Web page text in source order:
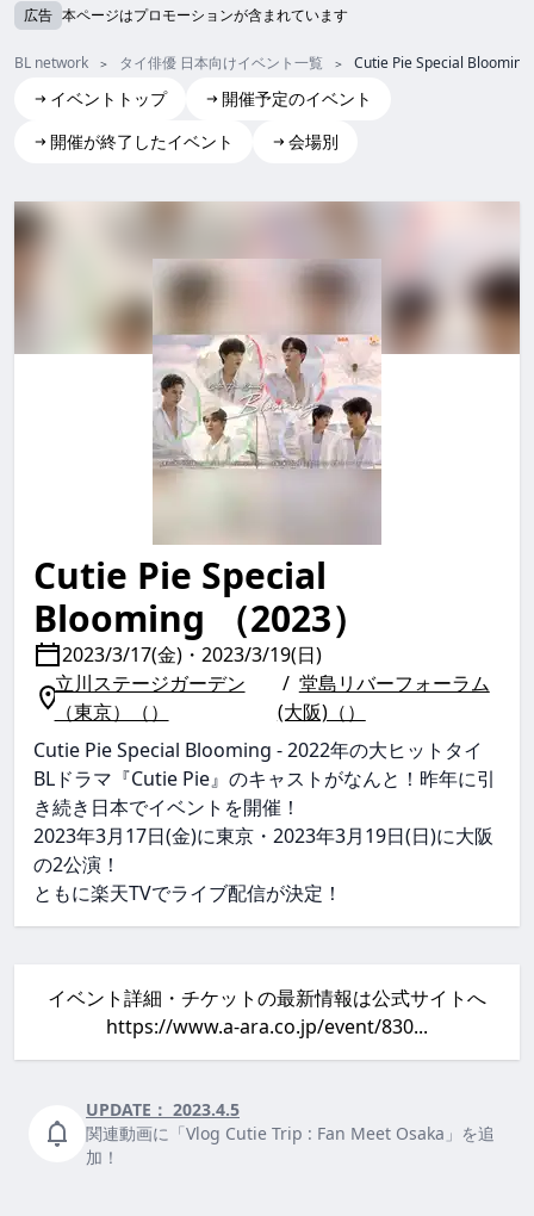
広告 本ページはプロモーションが含まれています
BL network タイ俳優 日本向けイベント一覧 Cutie Pie Special Blooming
イベントトップ
開催予定のイベント
開催が終了したイベント
会場別
Cutie Pie Special Blooming
Cutie Pie Special
Blooming （2023）
2023/3/17(金)・2023/3/19(日)
立川ステージガーデン
（東京）（）
堂島リバーフォーラム
(大阪)（）
Cutie Pie Special Blooming - 2022年の大ヒットタイ
BLドラマ『Cutie Pie』のキャストがなんと！昨年に引
き続き日本でイベントを開催！
2023年3月17日(金)に東京・2023年3月19日(日)に大阪
の2公演！
ともに楽天TVでライブ配信が決定！
cutie pie special blooming CutiePieSpecialBlooming
イベント詳細・チケットの最新情報は公式サイトへ
https://www.a-ara.co.jp/event/830...
UPDATE： 2023.4.5
関連動画に「Vlog Cutie Trip : Fan Meet Osaka」を追
加！